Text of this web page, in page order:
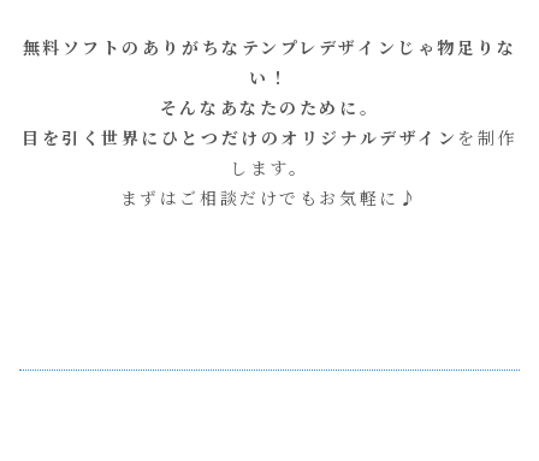
無料ソフトのありがちなテンプレデザインじゃ物足りな
い！
そんなあなたのために 。
目を引く世界にひとつだけのオリジナルデザイン を制作
します。
まずはご相談だけでもお気軽に♪